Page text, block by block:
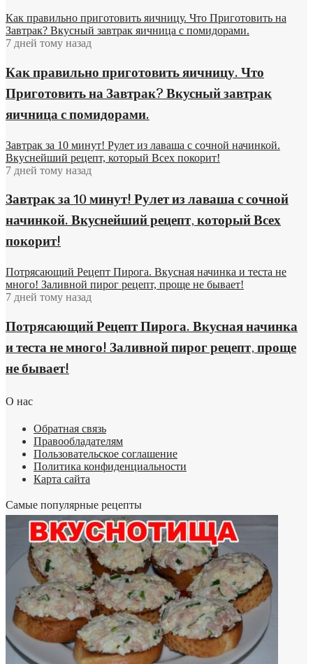
Как правильно приготовить яичницу. Что Приготовить на
Завтрак? Вкусный завтрак яичница с помидорами.
7 дней тому назад
Как правильно приготовить яичницу. Что
Приготовить на Завтрак? Вкусный завтрак
яичница с помидорами.
Завтрак за 10 минут! Рулет из лаваша с сочной начинкой.
Вкуснейший рецепт, который Всех покорит!
7 дней тому назад
Завтрак за 10 минут! Рулет из лаваша с сочной
начинкой. Вкуснейший рецепт, который Всех
покорит!
Потрясающий Рецепт Пирога. Вкусная начинка и теста не
много! Заливной пирог рецепт, проще не бывает!
7 дней тому назад
Потрясающий Рецепт Пирога. Вкусная начинка
и теста не много! Заливной пирог рецепт, проще
не бывает!
О нас
Обратная связь
Правообладателям
Пользовательское соглашение
Политика конфиденциальности
Карта сайта
Самые популярные рецепты